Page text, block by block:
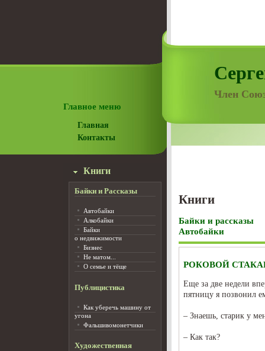
Главное меню
Главная
Контакты
Книги
Байки и Рассказы
Автобайки
Алкобайки
Байки
о недвижимости
Бизнес
Не матом...
О семье и тёще
Публицистика
Как уберечь машину от
угона
Фальшивомонетчики
Художественная
Член
Книги
Байки и рассказы
Автобайки
РОКОВОЙ
Еще за две недели
пятницу я позвонил
– Знаешь, старик у
– Как так?